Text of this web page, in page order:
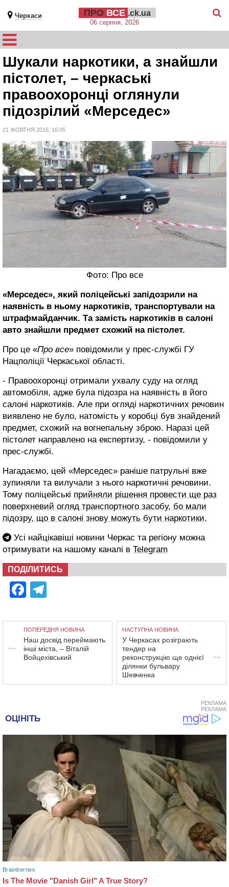
Черкаси ПРО ВСЕ .ck.ua
06 серпня, 2026
Шукали наркотики, а знайшли
пістолет, – черкаські
правоохоронці оглянули
підозрілий «Мерседес»
21 ЖОВТНЯ 2016, 16:05
Фото: Про все
«Мерседес», який поліцейські запідозрили на
наявність в ньому наркотиків, транспортували на
штрафмайданчик. Та замість наркотиків в салоні
авто знайшли предмет схожий на пістолет.
Про це «Про все» повідомили у прес-службі ГУ
Нацполіції Черкаської області.
- Правоохоронці отримали ухвалу суду на огляд
автомобіля, адже була підозра на наявність в його
салоні наркотиків. Але при огляді наркотичних речовин
виявлено не було, натомість у коробці був знайдений
предмет, схожий на вогнепальну зброю. Наразі цей
пістолет направлено на експертизу, - повідомили у
прес-службі.
Нагадаємо, цей «Мерседес» раніше патрульні вже
зупиняли та вилучали з нього наркотичні речовини.
Тому поліцейські прийняли рішення провести ще раз
поверхневий огляд транспортного засобу, бо мали
підозру, що в салоні знову можуть бути наркотики.
Усі найцікавіші новини Черкас та регіону можна
отримувати на нашому каналі в Telegram
ПОДІЛИТИСЬ
Facebook
ПОПЕРЕДНЯ НОВИНА
Наш досвід переймають
інші міста, – Віталій
Войцехівський
НАСТУПНА НОВИНА
У Черкасах розіграють
тендер на
реконструкцію ще однієї
ділянки бульвару
Шевченка
РЕКЛАМА
РЕКЛАМА